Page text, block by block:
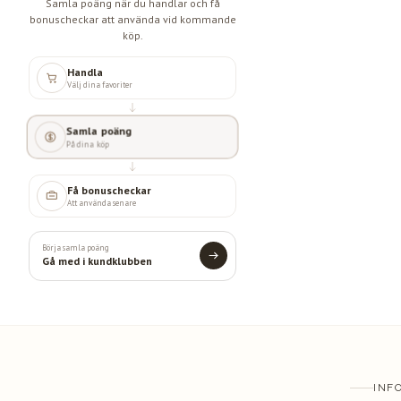
Samla poäng när du handlar och få
bonuscheckar att använda vid kommande
köp.
Handla
Välj dina favoriter
Samla poäng
På dina köp
Få bonuscheckar
Att använda senare
Börja samla poäng
Gå med i kundklubben